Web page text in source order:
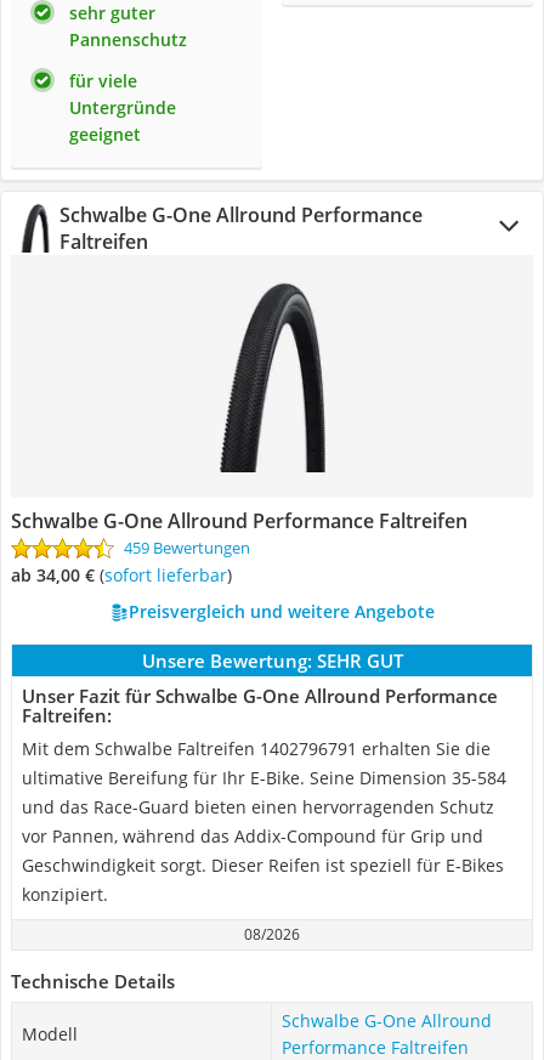
sehr guter
Pannenschutz
für viele
Untergründe
geeignet
Schwalbe G-One Allround Performance
Faltreifen
Schwalbe G-One Allround Performance Faltreifen
459 Bewertungen
ab 34,00 € ( Sofort lieferbar)
Preisvergleich und weitere Angebote
Unsere Bewertung: SEHR GUT
Unser Fazit für Schwalbe G-One Allround Performance
Faltreifen:
Mit dem Schwalbe Faltreifen ‎1402796791 erhalten Sie die
ultimative Bereifung für Ihr E-Bike. Seine Dimension 35-584
und das Race-Guard bieten einen hervorragenden Schutz
vor Pannen, während das Addix-Compound für Grip und
Geschwindigkeit sorgt. Dieser Reifen ist speziell für E-Bikes
konzipiert.
08/2026
Technische Details
Modell
Schwalbe G-One Allround
Performance Faltreifen